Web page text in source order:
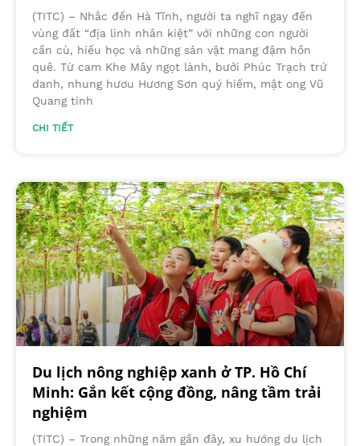
(TITC) – Nhắc đến Hà Tĩnh, người ta nghĩ ngay đến
vùng đất “địa linh nhân kiệt” với những con người
cần cù, hiếu học và những sản vật mang đậm hồn
quê. Từ cam Khe Mây ngọt lành, bưởi Phúc Trạch trứ
danh, nhung hươu Hương Sơn quý hiếm, mật ong Vũ
Quang tinh
CHI TIẾT
Du lịch nông nghiệp xanh ở TP. Hồ Chí
Minh: Gắn kết cộng đồng, nâng tầm trải
nghiệm
(TITC) – Trong những năm gần đây, xu hướng du lịch